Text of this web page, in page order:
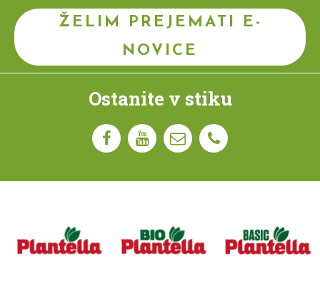
ŽELIM PREJEMATI E-
NOVICE
Ostanite v stiku